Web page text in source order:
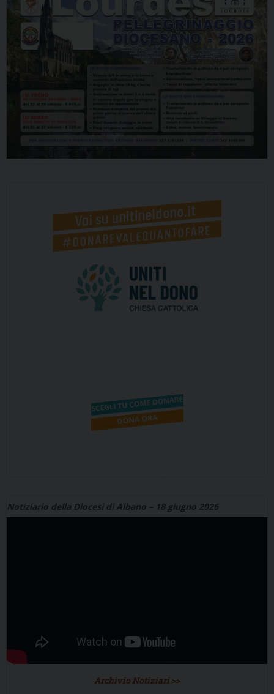
Notiziario della Diocesi di Albano – 18 giugno 2026
Archivio Notiziari >>